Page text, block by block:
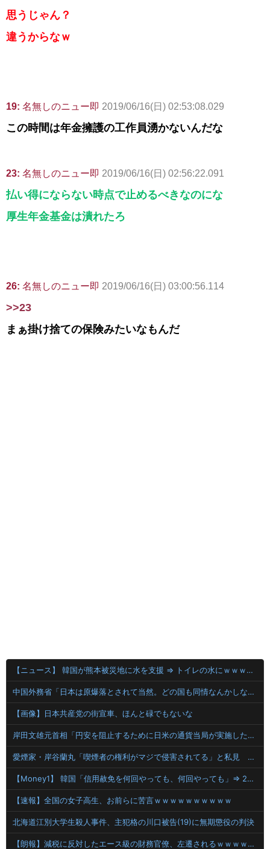
思うじゃん？
違うからなｗ
19: 名無しのニュー即 2019/06/16(日) 02:53:08.029
この時間は年金擁護の工作員湧かないんだな
23: 名無しのニュー即 2019/06/16(日) 02:56:22.091
払い得にならない時点で止めるべきなのにな
厚生年金基金は潰れたろ
26: 名無しのニュー即 2019/06/16(日) 03:00:56.114
>>23
まぁ掛け捨ての保険みたいなもんだ
【ニュース】 韓国が熊本被災地に水を支援 ⇒ トイレの水にｗｗｗｗｗｗｗ
中国外務省「日本は原爆落とされて当然。どの国も同情なんかしない」
【画像】日本共産党の街宣車、ほんと碌でもないな
岸田文雄元首相「円安を阻止するために日米の通貨当局が実施した為替介入は一時しのぎに過ぎない」
愛煙家・岸谷蘭丸「喫煙者の権利がマジで侵害されてる」と私見 「いくら税金を我々が払ってるんだと」
【Money1】 韓国「信用赦免を何回やっても、何回やっても」⇒ 257万人赦免したのに60万人がまた延滞者に転落！
【速報】全国の女子高生、お前らに苦言ｗｗｗｗｗｗｗｗｗｗ
北海道江別大学生殺人事件、主犯格の川口被告(19)に無期懲役の判決
【朗報】減税に反対したエース級の財務官僚、左遷されるｗｗｗｗｗｗ